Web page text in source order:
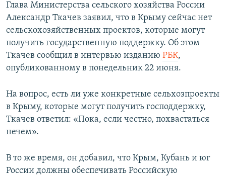
Глава Министерства сельского хозяйства России
Александр Ткачев заявил, что в Крыму сейчас нет
сельскохозяйственных проектов, которые могут
получить государственную поддержку. Об этом
Ткачев сообщил в интервью изданию РБК,
опубликованному в понедельник 22 июня.
На вопрос, есть ли уже конкретные сельхозпроекты
в Крыму, которые могут получить господдержку,
Ткачев ответил: «Пока, если честно, похвастаться
нечем».
В то же время, он добавил, что Крым, Кубань и юг
России должны обеспечивать Российскую